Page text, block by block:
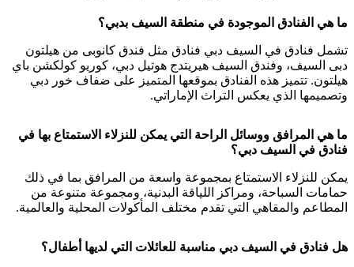
ما هي الفنادق الموجودة في منطقة السيف بدبي؟
تشمل فنادق في السيف دبي فنادق مثل فندق كانوبى من هيلتون
دبى السيف، وفندق السيف هيريتدج هوتيل دبي، كوريو كولكشن باي
هيلتون. تتميز هذه الفنادق بموقعها المتميز على ضفاف خور دبي
وتصميمها الذي يعكس التراث الإماراتي.
ما هي المرافق ووسائل الراحة التي يمكن للنزلاء الاستمتاع بها في
فنادق في السيف دبي؟
يمكن للنزلاء الاستمتاع بمجموعة واسعة من المرافق بما في ذلك
حمامات السباحة، ومراكز اللياقة البدنية، ومجموعة متنوعة من
المطاعم والمقاهي التي تقدم مختلف المأكولات المحلية والعالمية.
هل فنادق في السيف دبي مناسبة للعائلات التي لديها أطفال؟